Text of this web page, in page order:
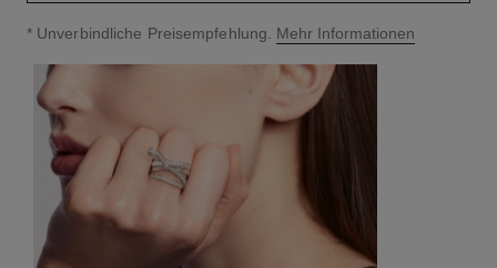
↩
* Unverbindliche Preisempfehlung. Mehr Informationen